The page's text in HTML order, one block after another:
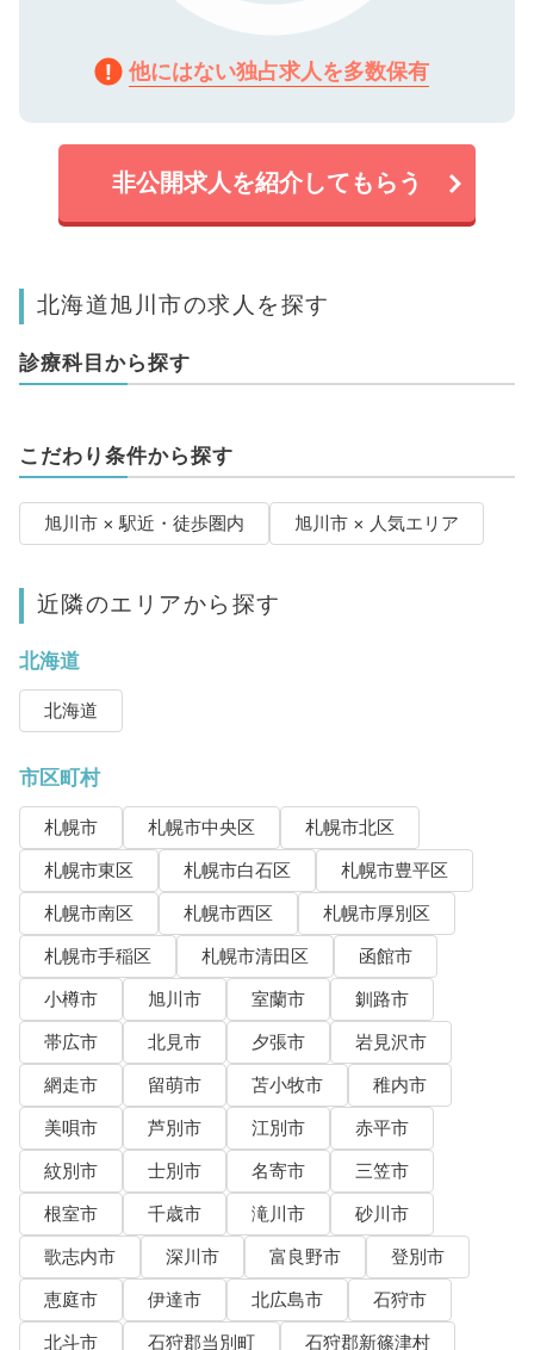
他にはない独占求人を多数保有
非公開求人を紹介してもらう
北海道旭川市の求人を探す
診療科目から探す
こだわり条件から探す
旭川市 × 駅近・徒歩圏内 旭川市 × 人気エリア
近隣のエリアから探す
北海道
北海道
市区町村
札幌市 札幌市中央区
札幌市北区
札幌市東区
札幌市白石区
札幌市豊平区
札幌市南区
札幌市西区
札幌市厚別区
札幌市手稲区
札幌市清田区
函館市
小樽市
旭川市 室蘭市
釧路市
帯広市
北見市 夕張市
岩見沢市
網走市
留萌市 苫小牧市
稚内市
美唄市
芦別市 江別市
赤平市
紋別市
士別市 名寄市
三笠市
根室市
千歳市 滝川市
砂川市
歌志内市
深川市 富良野市
登別市
恵庭市
伊達市 北広島市
石狩市
北斗市
石狩郡当別町 石狩郡新篠津村